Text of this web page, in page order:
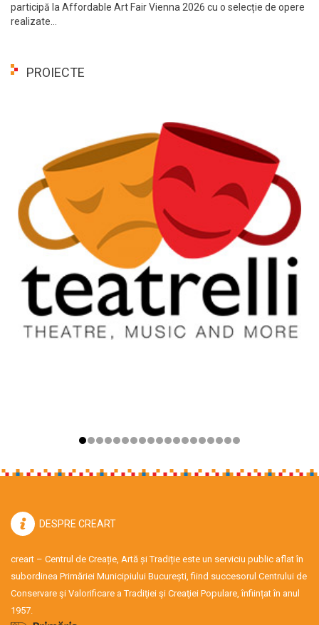
participă la Affordable Art Fair Vienna 2026 cu o selecție de opere
realizate...
PROIECTE
DESPRE CREART
creart – Centrul de Creație, Artă și Tradiție este un serviciu public aflat în
subordinea Primăriei Municipiului București, fiind succesorul Centrului de
Conservare şi Valorificare a Tradiţiei şi Creaţiei Populare, înființat în anul
1957.